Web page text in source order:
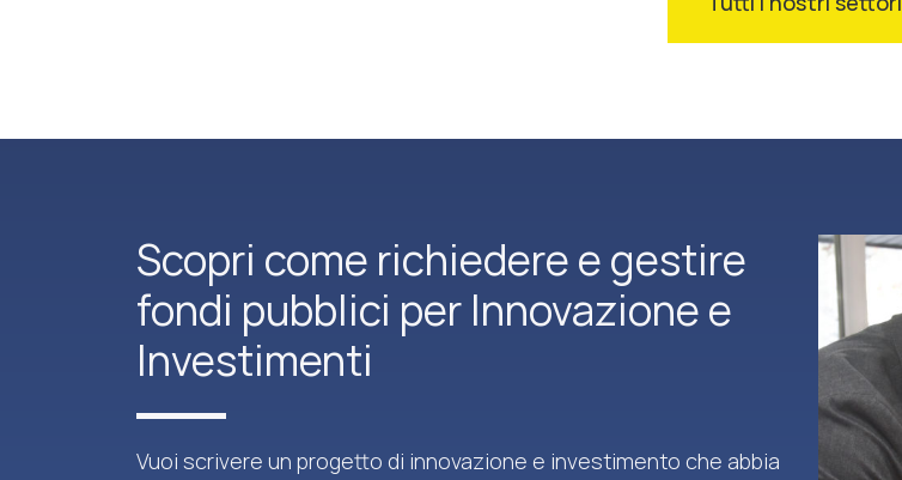
Scopri come richiedere e gestire
fondi pubblici per Innovazione e
Investimenti
Vuoi scrivere un progetto di innovazione e investimento che abbia